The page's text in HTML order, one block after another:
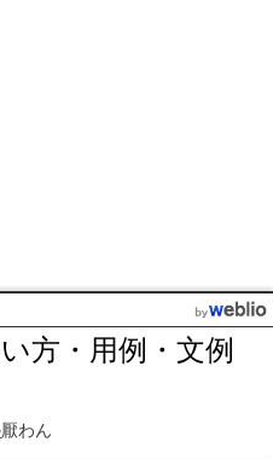
方・用例・文例
厭わん